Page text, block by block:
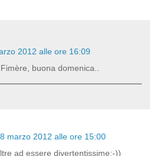
2012 alle ore 16:09
buona domenica..
marzo 2012 alle ore 15:00
ad essere divertentissime:-))